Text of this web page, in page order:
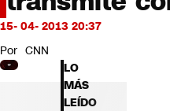
Futuro 360
15- 04- 2013 20:37
Por CNN
LO
MÁS
LEÍDO